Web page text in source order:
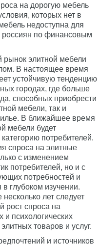
на дорогую мебель
которых нет в
недоступна для
по финансовым
рынок элитной мебели
В настоящее время
устойчивую тенденцию
городах, где больше
способных приобрести
мебели, так и
В ближайшее время
мебели будет
потребителей.
спроса на элитные
с изменением
потребителей, но и с
потребностей и
глубоком изучении.
лет следует
рост спроса на
и психологических
товаров и услуг.
и источников